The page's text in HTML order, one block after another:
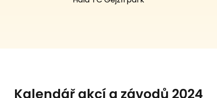
Kalendář akcí a závodů 2024